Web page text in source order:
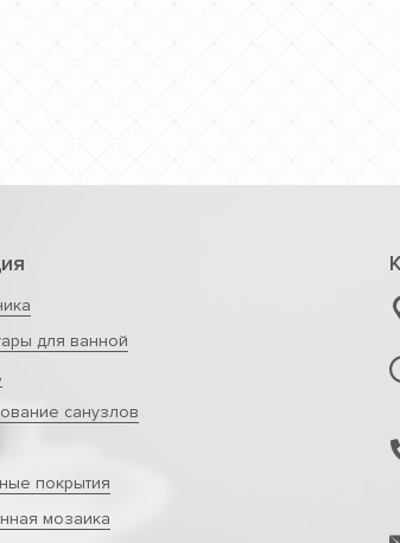
для ванной
санузлов
покрытия
мозаика